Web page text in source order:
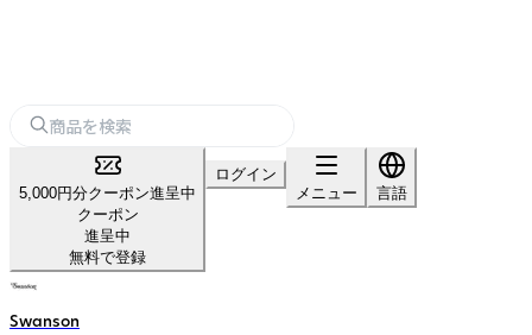
5,000円分クーポン進呈中
クーポン
進呈中
無料で登録
ログイン
メニュー
言語
Swanson